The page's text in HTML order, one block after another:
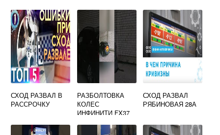
СХОД РАЗВАЛ В
РАССРОЧКУ
РАЗБОЛТОВКА
КОЛЕС
ИНФИНИТИ FX37
СХОД РАЗВАЛ
РЯБИНОВАЯ 28А